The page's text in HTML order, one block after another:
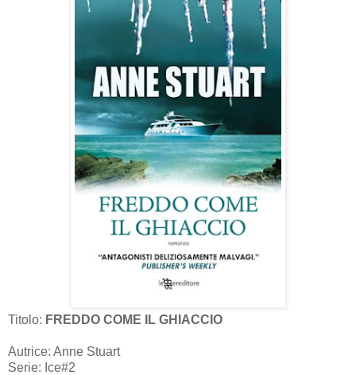
Titolo: FREDDO COME IL GHIACCIO
Autrice: Anne Stuart
Serie: Ice#2